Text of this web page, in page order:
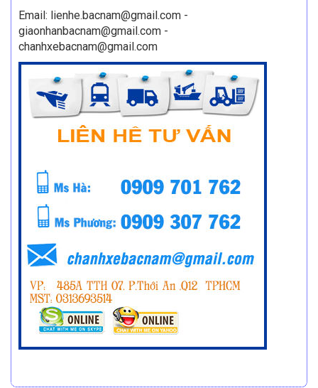
Email: lienhe.bacnam@gmail.com -
giaonhanbacnam@gmail.com -
chanhxebacnam@gmail.com